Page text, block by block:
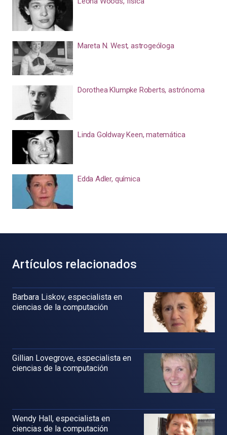
Mareta N. West, astrogeóloga
Dorothea Klumpke Roberts, astrónoma
Linda Goldway Keen, matemática
Edda Adler, química
Artículos relacionados
Barbara Liskov, especialista en
ciencias de la computación
Gillian Lovegrove, especialista en
ciencias de la computación
Wendy Hall, especialista en
ciencias de la computación